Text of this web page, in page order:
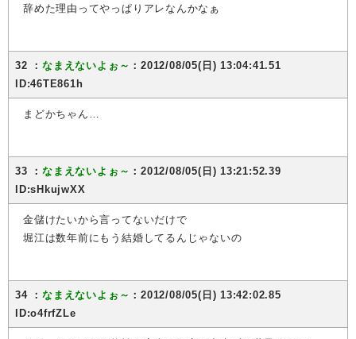
辞めた理由ってやっぱりアレなんかなぁ
32 ：なまえないよぉ～ ：2012/08/05(日) 13:04:41.51
ID:46TE861h
まどかちゃん…
33 ：なまえないよぉ～ ：2012/08/05(日) 13:21:52.39
ID:sHkujwXX
金儲けたいから言ってないだけで
堀江は数年前にもう結婚してるんじゃないの
34 ：なまえないよぉ～ ：2012/08/05(日) 13:42:02.85
ID:o4frfZLe